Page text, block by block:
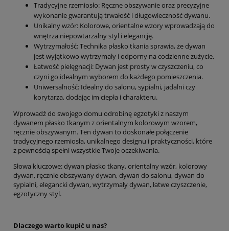
Tradycyjne rzemiosło: Ręczne obszywanie oraz precyzyjne
wykonanie gwarantują trwałość i długowieczność dywanu.
Unikalny wzór: Kolorowe, orientalne wzory wprowadzają do
wnętrza niepowtarzalny styl i elegancję.
Wytrzymałość: Technika płasko tkania sprawia, że dywan
jest wyjątkowo wytrzymały i odporny na codzienne zużycie.
Łatwość pielęgnacji: Dywan jest prosty w czyszczeniu, co
czyni go idealnym wyborem do każdego pomieszczenia.
Uniwersalność: Idealny do salonu, sypialni, jadalni czy
korytarza, dodając im ciepła i charakteru.
Wprowadź do swojego domu odrobinę egzotyki z naszym
dywanem płasko tkanym z orientalnym kolorowym wzorem,
ręcznie obszywanym. Ten dywan to doskonałe połączenie
tradycyjnego rzemiosła, unikalnego designu i praktyczności, które
z pewnością spełni wszystkie Twoje oczekiwania.
Słowa kluczowe: dywan płasko tkany, orientalny wzór, kolorowy
dywan, ręcznie obszywany dywan, dywan do salonu, dywan do
sypialni, elegancki dywan, wytrzymały dywan, łatwe czyszczenie,
egzotyczny styl.
Dlaczego warto kupić u nas?